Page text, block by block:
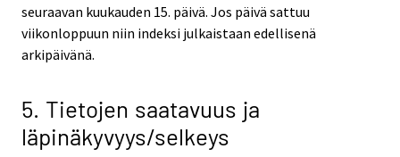
seuraavan kuukauden 15. päivä. Jos päivä sattuu
viikonloppuun niin indeksi julkaistaan edellisenä
arkipäivänä.
5. Tietojen saatavuus ja
läpinäkyvyys/selkeys